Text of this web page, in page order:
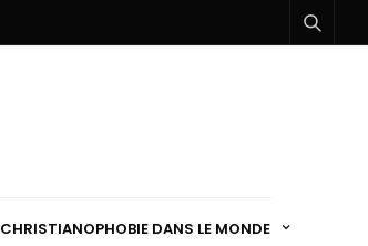
CHRISTIANOPHOBIE DANS LE MONDE